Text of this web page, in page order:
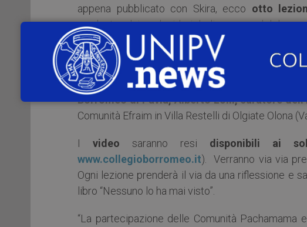
appena pubblicato con Skira, ecco otto
credente o laico, desideri dedicare un po’ del
“È una proposta spirituale che da un lato nasce
questo difficile tempo di pandemia e che
profondo umanesimo che attinge a piene mani
Borromeo di Pavia, Alberto Lolli, curatore
Comunità Efraim in Villa Restelli di Olgiate Olona
I video saranno resi disponibili ai
www.collegioborromeo.it). Verranno via via
Ogni lezione prenderà il via da una riflessione e
libro “Nessuno lo ha mai visto”.
“La partecipazione delle Comunità